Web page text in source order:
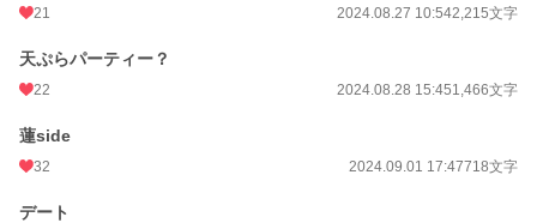
21 2024.08.27 10:542,215文字
天ぷらパーティー？
22 2024.08.28 15:451,466文字
蓮side
32 2024.09.01 17:47718文字
デート